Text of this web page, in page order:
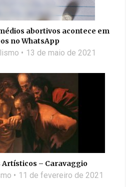
abortivos acontece em
no WhatsApp
13 de maio de 2021
– Caravaggio
11 de fevereiro de 2021